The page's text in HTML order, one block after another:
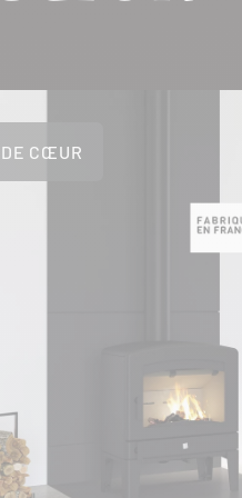
DE CŒUR